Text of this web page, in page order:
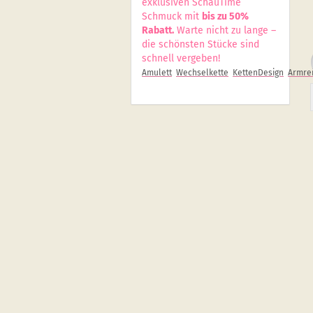
exklusiven SchauTime
Schmuck mit bis zu 50%
Rabatt. Warte nicht zu lange –
die schönsten Stücke sind
schnell vergeben!
Amulett Wechselkette KettenDesign